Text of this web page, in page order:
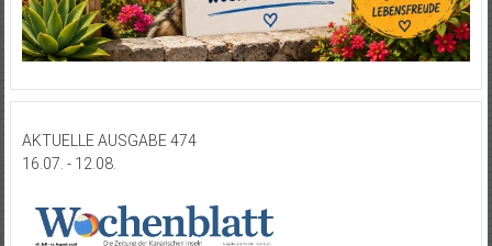
AKTUELLE AUSGABE 474
16.07. - 12.08.